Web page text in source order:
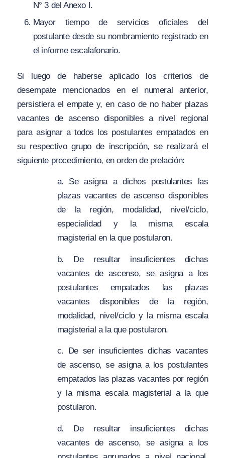
N° 3 del Anexo I.
Mayor tiempo de servicios oficiales del
postulante desde su nombramiento registrado en
el informe escalafonario.
Si luego de haberse aplicado los criterios de
desempate mencionados en el numeral anterior,
persistiera el empate y, en caso de no haber plazas
vacantes de ascenso disponibles a nivel regional
para asignar a todos los postulantes empatados en
su respectivo grupo de inscripción, se realizará el
siguiente procedimiento, en orden de prelación:
a. Se asigna a dichos postulantes las
plazas vacantes de ascenso disponibles
de la región, modalidad, nivel/ciclo,
especialidad y la misma escala
magisterial en la que postularon.
b. De resultar insuficientes dichas
vacantes de ascenso, se asigna a los
postulantes empatados las plazas
vacantes disponibles de la región,
modalidad, nivel/ciclo y la misma escala
magisterial a la que postularon.
c. De ser insuficientes dichas vacantes
de ascenso, se asigna a los postulantes
empatados las plazas vacantes por región
y la misma escala magisterial a la que
postularon.
d. De resultar insuficientes dichas
vacantes de ascenso, se asigna a los